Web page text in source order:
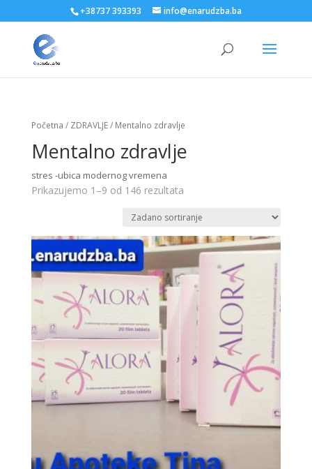
+38737 393393 info@enarudzba.ba
Početna / ZDRAVLJE/ Mentalno zdravlje
Mentalno zdravlje
stres -ubica modernog vremena
Prikazujemo 1–9 od 146 rezultata